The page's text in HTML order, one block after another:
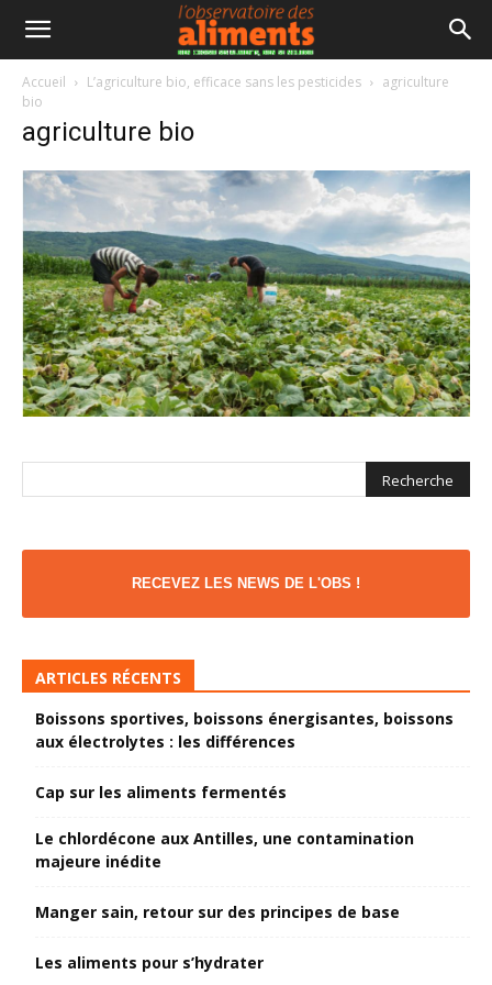
Accueil L’agriculture bio, efficace sans les pesticides
agriculture
bio
agriculture bio
RECEVEZ LES NEWS DE L'OBS !
ARTICLES RÉCENTS
Boissons sportives, boissons énergisantes, boissons
aux électrolytes : les différences
Cap sur les aliments fermentés
Le chlordécone aux Antilles, une contamination
majeure inédite
Manger sain, retour sur des principes de base
Les aliments pour s’hydrater